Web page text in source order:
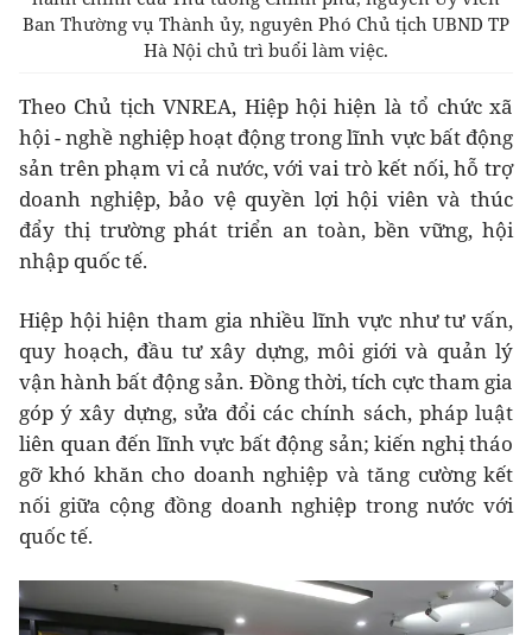
Ban Thường vụ Thành ủy, nguyên Phó Chủ tịch UBND TP
Hà Nội chủ trì buổi làm việc.
Theo Chủ tịch VNREA, Hiệp hội hiện là tổ chức xã
hội - nghề nghiệp hoạt động trong lĩnh vực bất động
sản trên phạm vi cả nước, với vai trò kết nối, hỗ trợ
doanh nghiệp, bảo vệ quyền lợi hội viên và thúc
đẩy thị trường phát triển an toàn, bền vững, hội
nhập quốc tế.
Hiệp hội hiện tham gia nhiều lĩnh vực như tư vấn,
quy hoạch, đầu tư xây dựng, môi giới và quản lý
vận hành bất động sản. Đồng thời, tích cực tham gia
góp ý xây dựng, sửa đổi các chính sách, pháp luật
liên quan đến lĩnh vực bất động sản; kiến nghị tháo
gỡ khó khăn cho doanh nghiệp và tăng cường kết
nối giữa cộng đồng doanh nghiệp trong nước với
quốc tế.